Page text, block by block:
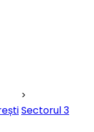
Sectorul 3